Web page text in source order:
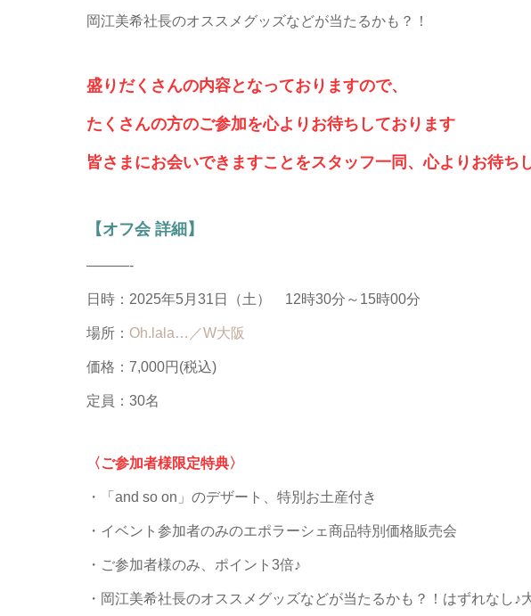
岡江美希社長のオススメグッズなどが当たるかも？！
盛りだくさんの内容となっておりますので、
たくさんの方のご参加を心よりお待ちしております
皆さまにお会いできますことをスタッフ一同、心よりお待ち
【オフ会 詳細】
———-
日時：2025年5月31日（土） 12時30分～15時00分
場所： Oh.lala…／W大阪
価格：7,000円(税込)
定員：30名
〈ご参加者様限定特典〉
・「and so on」のデザート、特別お土産付き
・イベント参加者のみのエポラーシェ商品特別価格販売会
・ご参加者様のみ、ポイント3倍♪
・岡江美希社長のオススメグッズなどが当たるかも？！はずれなし♪